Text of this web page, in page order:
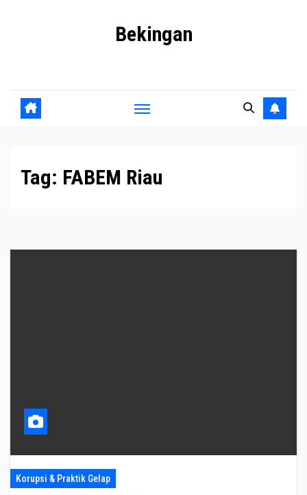
Bekingan
Tag: FABEM Riau
Korupsi & Praktik Gelap